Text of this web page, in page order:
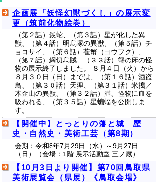
企画展「妖怪幻獣づくし」の展示変
更（筑前化物絵巻）
（第２話）銭蛇、（第３話）星が化した異
獣、（第４話）明烏塚の異獣、（第５話）チ
ョコサイ、（第６話）萑蟹（ヨウフク）、
（第７話）綱切烏賊、（３３話）蟹の床の怪
物の展示終了しました。 ８月４日（火）から
８月３０日（日）までは、（第１６話）酒盗
鳥、（第３０話）天狸、（第３１話）米搗／
木金山の異獣、（第３２話）満、怪物に血を
吸われる、（第３５話）星蝙蝠を公開しま
す。
【開催中】とっとりの藩と城 歴
史・自然史・美術工芸（第8期）
会期：令和8年7月29日（水）～9月27日
（日）（会場：1階 展示活動室 三ノ蔵）
【10月3日より開催】第70回鳥取県
美術展覧会（県展）《鳥取会場》